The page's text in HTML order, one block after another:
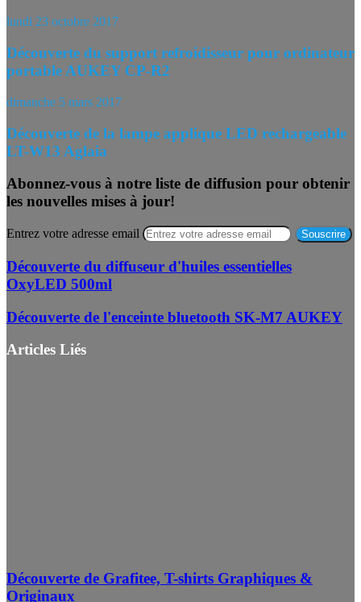
lundi 23 octobre 2017
Découverte du support refroidisseur pour ordinateur
portable AUKEY CP-R2
dimanche 5 mars 2017
Découverte de la lampe applique LED rechargeable
LT-W13 Aglaia
Abonnez-vous à notre liste de diffusion pour obtenir
les nouvelles mises à jour!
Entrez votre adresse email
Découverte du diffuseur d'huiles essentielles
OxyLED 500ml
Découverte de l'enceinte bluetooth SK-M7 AUKEY
Articles Liés
Découverte de Grafitee, T-shirts Graphiques &
Originaux